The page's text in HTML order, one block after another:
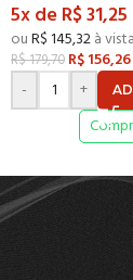
5x deR$31,25
ouR$145,32à
R$179,70 R$156,26
-
+